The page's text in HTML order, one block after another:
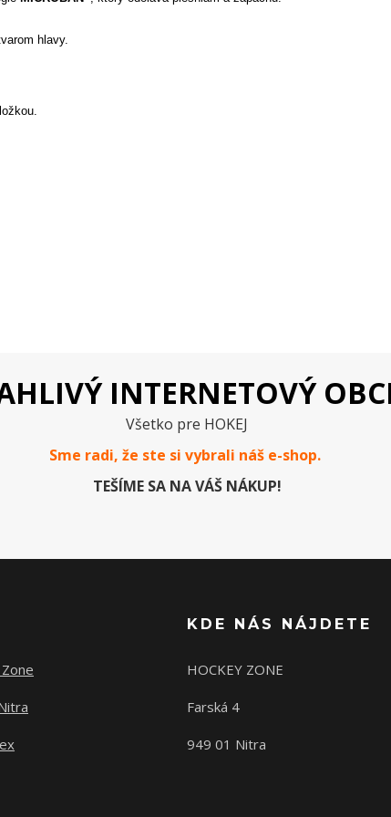
hlavy.
INTERNETOVÝ
Všetko pre HOKEJ
Sme radi, že ste si vybrali náš e-shop.
TEŠÍME SA NA VÁŠ NÁKUP!
KDE NÁS NÁJDETE
HOCKEY ZONE
Farská 4
949 01 Nitra